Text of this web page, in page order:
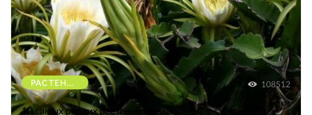
РАСТЕНИЯ 108512
10 самых редких растений Земли